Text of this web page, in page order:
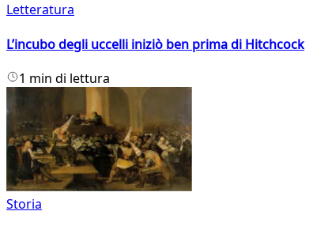
Letteratura
L’incubo degli uccelli iniziò ben prima di Hitchcock
1 min di lettura
Storia